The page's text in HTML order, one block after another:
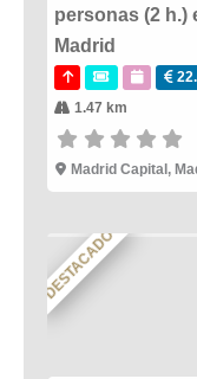
personas (2 h.)
Madrid
1.47 km
Madrid Capital ,
DESTACADO